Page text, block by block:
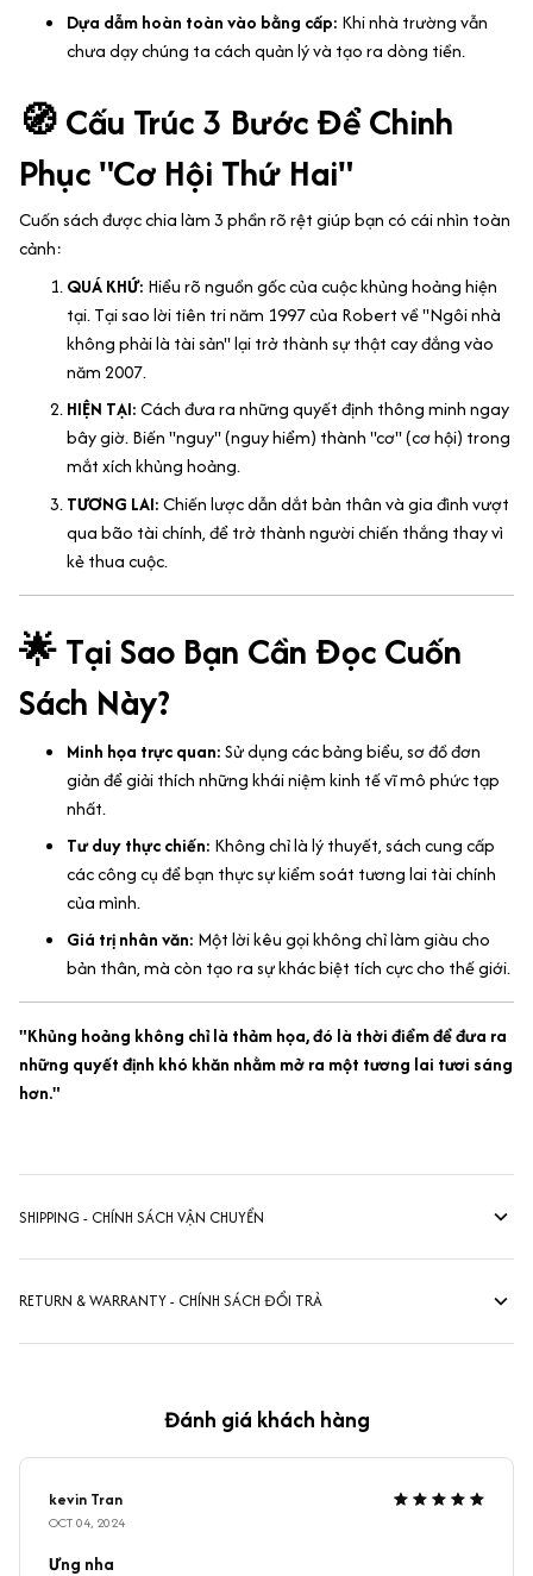
Dựa dẫm hoàn toàn vào bằng cấp: Khi nhà trường vẫn
chưa dạy chúng ta cách quản lý và tạo ra dòng tiền.
🧭 Cấu Trúc 3 Bước Để Chinh
Phục "Cơ Hội Thứ Hai"
Cuốn sách được chia làm 3 phần rõ rệt giúp bạn có cái nhìn toàn
cảnh:
QUÁ KHỨ: Hiểu rõ nguồn gốc của cuộc khủng hoảng hiện
tại. Tại sao lời tiên tri năm 1997 của Robert về "Ngôi nhà
không phải là tài sản" lại trở thành sự thật cay đắng vào
năm 2007.
HIỆN TẠI:Cách đưa ra những quyết định thông minh ngay
bây giờ. Biến "nguy" (nguy hiểm) thành "cơ" (cơ hội) trong
mắt xích khủng hoảng.
TƯƠNG LAI:Chiến lược dẫn dắt bản thân và gia đình vượt
qua bão tài chính, để trở thành người chiến thắng thay vì
kẻ thua cuộc.
🌟 Tại Sao Bạn Cần Đọc Cuốn
Sách Này?
Minh họa trực quan:Sử dụng các bảng biểu, sơ đồ đơn
giản để giải thích những khái niệm kinh tế vĩ mô phức tạp
nhất.
Tư duy thực chiến: Không chỉ là lý thuyết, sách cung cấp
các công cụ để bạn thực sự kiểm soát tương lai tài chính
của mình.
Giá trị nhân văn: Một lời kêu gọi không chỉ làm giàu cho
bản thân, mà còn tạo ra sự khác biệt tích cực cho thế giới.
"Khủng hoảng không chỉ là thảm họa, đó là thời điểm để đưa ra
những quyết định khó khăn nhằm mở ra một tương lai tươi sáng
hơn."
SHIPPING - CHÍNH SÁCH VẬN CHUYỂN
RETURN & WARRANTY - CHÍNH SÁCH ĐỔI TRẢ
Đánh giá khách hàng
kevin Tran
OCT 04, 2024
Ưng nha